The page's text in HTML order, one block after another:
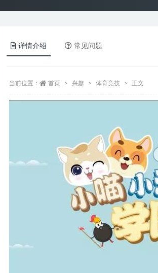
详情介绍 常见问题
当前位置： 首页 兴趣 体育竞技 正文